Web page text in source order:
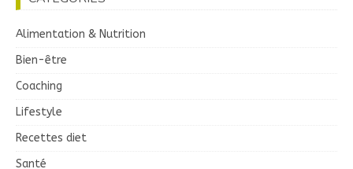
Alimentation & Nutrition
Bien-être
Coaching
Lifestyle
Recettes diet
Santé